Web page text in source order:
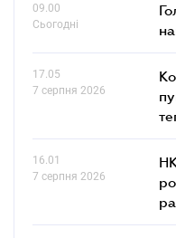
09.00
Сьогодні
17.05
7 серпня 2026
16.01
7 серпня 2026